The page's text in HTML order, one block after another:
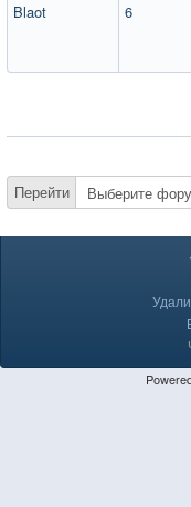
Blaot 6
Перейти